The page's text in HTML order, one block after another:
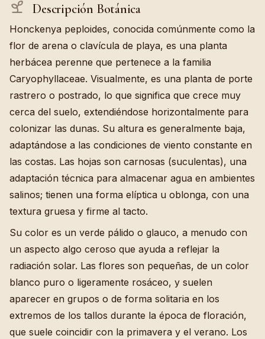
Descripción Botánica
Honckenya peploides, conocida comúnmente como la
flor de arena o clavícula de playa, es una planta
herbácea perenne que pertenece a la familia
Caryophyllaceae. Visualmente, es una planta de porte
rastrero o postrado, lo que significa que crece muy
cerca del suelo, extendiéndose horizontalmente para
colonizar las dunas. Su altura es generalmente baja,
adaptándose a las condiciones de viento constante en
las costas. Las hojas son carnosas (suculentas), una
adaptación técnica para almacenar agua en ambientes
salinos; tienen una forma elíptica u oblonga, con una
textura gruesa y firme al tacto.
Su color es un verde pálido o glauco, a menudo con
un aspecto algo ceroso que ayuda a reflejar la
radiación solar. Las flores son pequeñas, de un color
blanco puro o ligeramente rosáceo, y suelen
aparecer en grupos o de forma solitaria en los
extremos de los tallos durante la época de floración,
que suele coincidir con la primavera y el verano. Los